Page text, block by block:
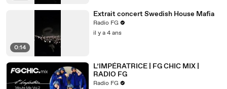
0:14
Extrait concert Swedish House Mafia
Radio FG
il y a 4 ans
L’IMPÉRATRICE | FG CHIC MIX |
RADIO FG
Radio FG